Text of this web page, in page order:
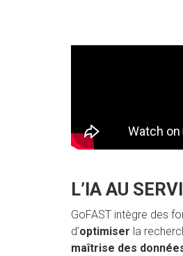
L’IA AU
GoFAST intègre des
d’optimiser la
maîtrise des